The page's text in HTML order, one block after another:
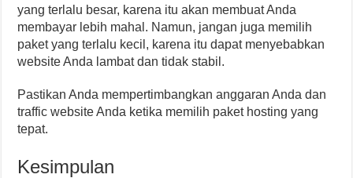
yang terlalu besar, karena itu akan membuat Anda
membayar lebih mahal. Namun, jangan juga memilih
paket yang terlalu kecil, karena itu dapat menyebabkan
website Anda lambat dan tidak stabil.
Pastikan Anda mempertimbangkan anggaran Anda dan
traffic website Anda ketika memilih paket hosting yang
tepat.
Kesimpulan